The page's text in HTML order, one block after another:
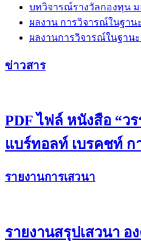
บทวิจารณ์รางวัลกองทุน
ผลงาน การวิจารณ์ในฐา
ผลงานการวิจารณ์ในฐาน
ข่าวสาร
PDF ไฟล์ หนังสือ “ว
แบร์ทอลท์ เบรคชท์ ก
รายงานการเสวนา
รายงานสรุปเสวนา อ